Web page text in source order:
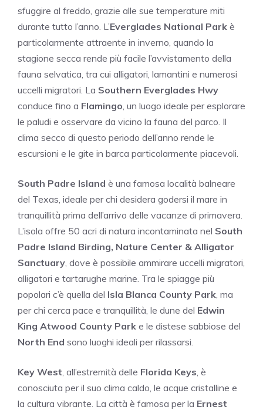
sfuggire al freddo, grazie alle sue temperature miti
durante tutto l’anno. L’Everglades National Park è
particolarmente attraente in inverno, quando la
stagione secca rende più facile l’avvistamento della
fauna selvatica, tra cui alligatori, lamantini e numerosi
uccelli migratori. La Southern Everglades Hwy
conduce fino a Flamingo , un luogo ideale per esplorare
le paludi e osservare da vicino la fauna del parco. Il
clima secco di questo periodo dell’anno rende le
escursioni e le gite in barca particolarmente piacevoli.
South Padre Island è una famosa località balneare
del Texas, ideale per chi desidera godersi il mare in
tranquillità prima dell’arrivo delle vacanze di primavera.
L’isola offre 50 acri di natura incontaminata nel South
Padre Island Birding, Nature Center & Alligator
Sanctuary , dove è possibile ammirare uccelli migratori,
alligatori e tartarughe marine. Tra le spiagge più
popolari c’è quella del Isla Blanca County Park , ma
per chi cerca pace e tranquillità, le dune del Edwin
King Atwood County Park e le distese sabbiose del
North End sono luoghi ideali per rilassarsi.
Key West , all’estremità delle Florida Keys , è
conosciuta per il suo clima caldo, le acque cristalline e
la cultura vibrante. La città è famosa per la Ernest